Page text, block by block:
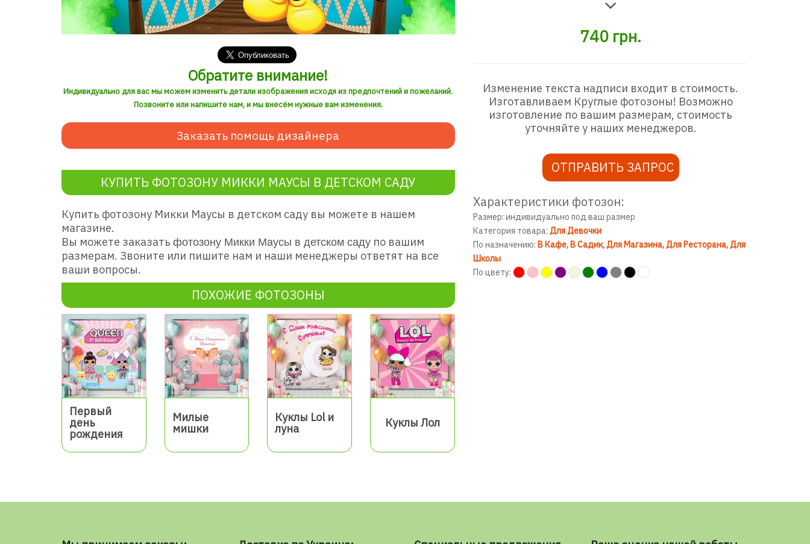
Обратите внимание!
Индивидуально для вас мы можем изменить детали изображения исходя из предпочтений и пожеланий.
Позвоните или напишите нам, и мы внесём нужные вам изменения.
Заказать помощь дизайнера
КУПИТЬ ФОТОЗОНУ МИККИ МАУСЫ В ДЕТСКОМ САДУ
Купить фотозону Микки Маусы в детском саду вы можете в нашем
магазине.
Вы можете заказать фотозону Микки Маусы в детском саду по вашим
размерам. Звоните или пишите нам и наши менеджеры ответят на все
ваши вопросы.
ПОХОЖИЕ ФОТОЗОНЫ
Первый
день
рождения
Милые
мишки
Куклы Lol и
луна
Куклы Лол
740 грн.
Изменение текста надписи входит в стоимость.
Изготавливаем Круглые фотозоны! Возможно
изготовление по вашим размерам, стоимость
уточняйте у наших менеджеров.
ОТПРАВИТЬ ЗАПРОС
Характеристики фотозон:
Размер: индивидуально под ваш размер
Категория товара: Для Девочки
По назначению: В Кафе В Садик Для Магазина Для Ресторана Для
Школы
По цвету: